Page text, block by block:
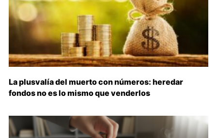
La plusvalía del muerto con números: heredar
fondos no es lo mismo que venderlos